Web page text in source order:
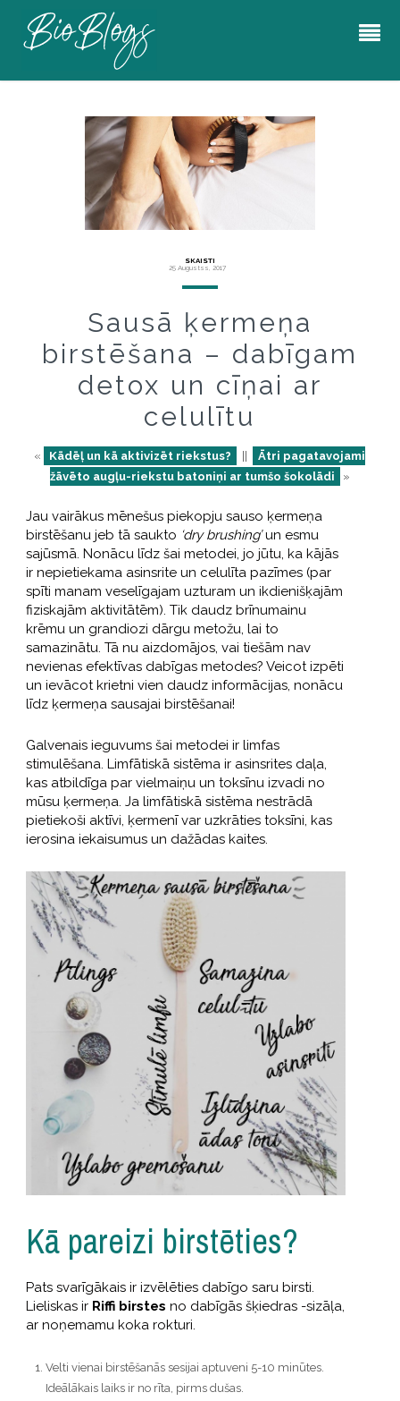
SKAISTI
25 Augustss, 2017
Sausā ķermeņa
birstēšana – dabīgam
detox un cīņai ar
celulītu
« Kādēļ un kā aktivizēt riekstus?
Ātri pagatavojami
žāvēto augļu-riekstu batoniņi ar tumšo šokolādi
»
Jau vairākus mēnešus piekopju sauso ķermeņa
birstēšanu jeb tā saukto ‘dry brushing’un esmu
sajūsmā. Nonācu līdz šai metodei, jo jūtu, ka kājās
ir nepietiekama asinsrite un celulīta pazīmes (par
spīti manam veselīgajam uzturam un ikdienišķajām
fiziskajām aktivitātēm). Tik daudz brīnumainu
krēmu un grandiozi dārgu metožu, lai to
samazinātu. Tā nu aizdomājos, vai tiešām nav
nevienas efektīvas dabīgas metodes? Veicot izpēti
un ievācot krietni vien daudz informācijas, nonācu
līdz ķermeņa sausajai birstēšanai!
Galvenais ieguvums šai metodei ir limfas
stimulēšana. Limfātiskā sistēma ir asinsrites daļa,
kas atbildīga par vielmaiņu un toksīnu izvadi no
mūsu ķermeņa. Ja limfātiskā sistēma nestrādā
pietiekoši aktīvi, ķermenī var uzkrāties toksīni, kas
ierosina iekaisumus un dažādas kaites.
Kā pareizi birstēties?
Pats svarīgākais ir izvēlēties dabīgo saru birsti.
Lieliskas ir Riffi birstes no dabīgās šķiedras -sizāļa,
ar noņemamu koka rokturi.
Velti vienai birstēšanās sesijai aptuveni 5-10 minūtes.
Ideālākais laiks ir no rīta, pirms dušas.